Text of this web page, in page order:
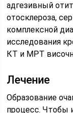
адгезивный
отосклероза,
комплексной
исследования
КТ и МРТ
Лечение
Образование
процесс. Чтобы